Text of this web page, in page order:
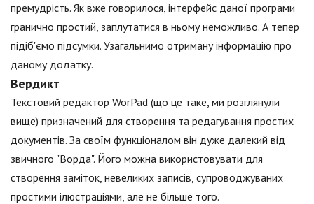
премудрість. Як вже говорилося, інтерфейс даної програми
гранично простий, заплутатися в ньому неможливо. А тепер
підіб'ємо підсумки. Узагальнимо отриману інформацію про
даному додатку.
Вердикт
Текстовий редактор WorPad (що це таке, ми розглянули
вище) призначений для створення та редагування простих
документів. За своїм функціоналом він дуже далекий від
звичного "Ворда". Його можна використовувати для
створення заміток, невеликих записів, супроводжуваних
простими ілюстраціями, але не більше того.